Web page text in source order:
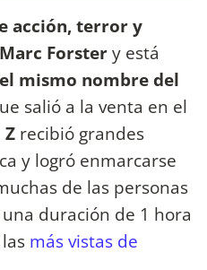
acción, terror y
Marc Forstery está
mismo nombre del
salió a la venta en el
recibió grandes
y logró enmarcarse
de las personas
duración de 1 hora
más vistas de